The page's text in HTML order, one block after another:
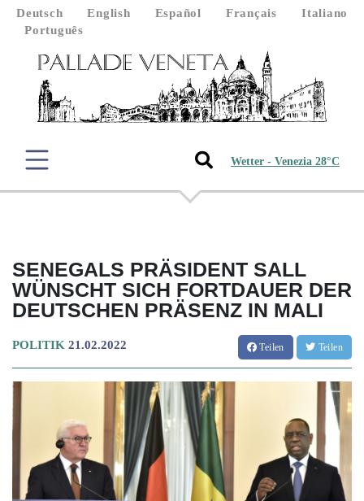
Deutsch English Español Français
Italiano
Português
Wetter - Venezia 28°C
SENEGALS PRÄSIDENT SALL
WÜNSCHT SICH FORTDAUER DER
DEUTSCHEN PRÄSENZ IN MALI
POLITIK 21.02.2022 Teilen Teilen